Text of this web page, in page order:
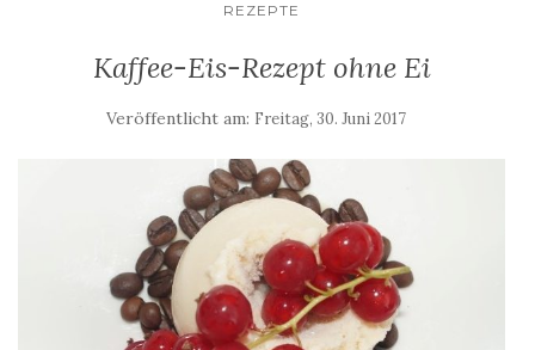
REZEPTE
Kaffee-Eis-Rezept ohne Ei
Veröffentlicht am: Freitag, 30. Juni 2017